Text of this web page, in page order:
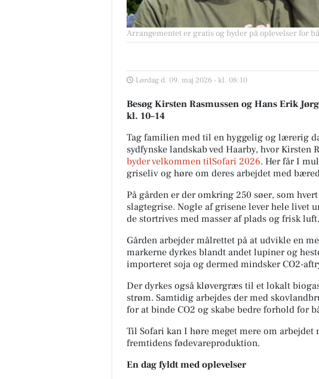
Arrangementet er gratis og byder på oplevelser for
Lørdag d. 09. maj 2026 - kl. 08:10
Besøg Kirsten Rasmussen og Hans Erik
kl. 10–14
Tag familien med til en hyggelig og lærerig
sydfynske landskab ved Haarby, hvor Kirsten
byder velkommen tilSofari 2026. Her får I
griseliv og høre om deres arbejdet med
På gården er der omkring 250 søer, som
slagtegrise. Nogle af grisene lever hele livet
de stortrives med masser af plads og frisk luft.
Gården arbejder målrettet på at udvikle en
markerne dyrkes blandt andet lupiner og
importeret soja og dermed mindsker CO2-
Der dyrkes også kløvergræs til et lokalt
strøm. Samtidig arbejdes der med
for at binde CO2 og skabe bedre forhold for
Til Sofari kan I høre meget mere om
fremtidens fødevareproduktion.
En dag fyldt med oplevelser